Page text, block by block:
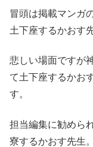
冒頭は掲載マンガ
土下座するかおす
悲しい場面ですが
て土下座するかお
す。
担当編集に勧めら
寮するかおす先生。